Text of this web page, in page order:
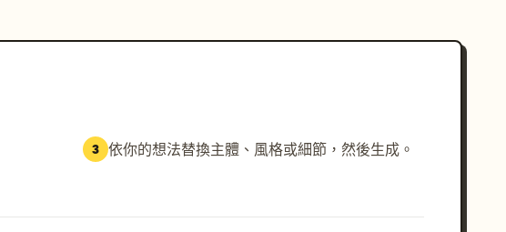
3 依你的想法替換主體、風格或細節，然後生成。